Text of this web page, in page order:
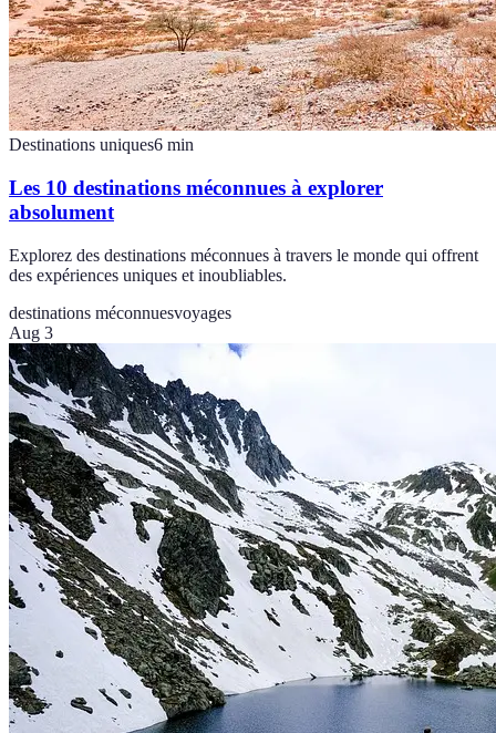
Destinations uniques6 min
Les 10 destinations méconnues à explorer
absolument
Explorez des destinations méconnues à travers le monde qui offrent
des expériences uniques et inoubliables.
destinations méconnuesvoyages
Aug 3